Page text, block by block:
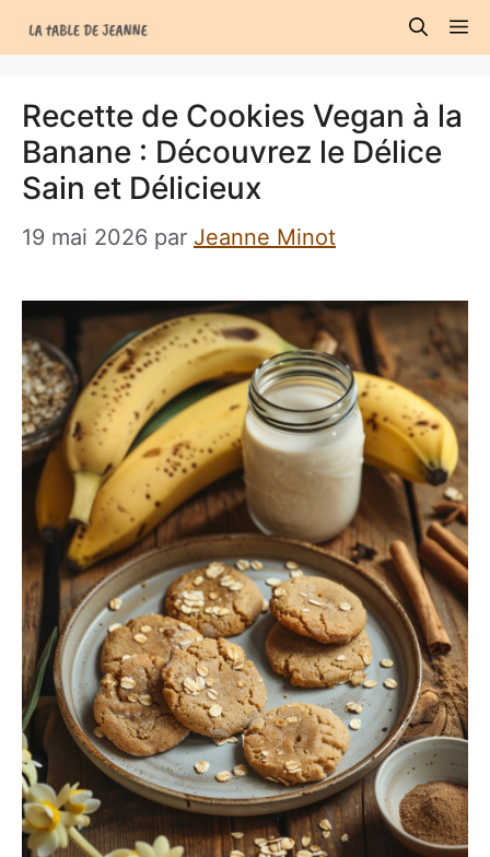
au
Recette de Cookies Vegan à la
Banane : Découvrez le Délice
Sain et Délicieux
19 mai 2026 par Jeanne Minot